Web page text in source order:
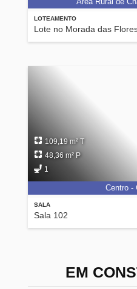
LOTEAMENTO
Lote no Morada das
SALA
Sala 102
109,19 m² T
48,36 m² P
1
Centro -
EM